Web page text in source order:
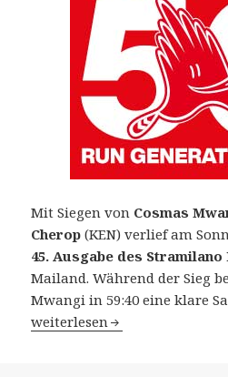
Mit Siegen von Cosmas
Cherop (KEN) verlief am
45. Ausgabe des
Mailand. Während der Sieg
Mwangi in 59:40 eine klare
50. Stramilano
weiterlesen